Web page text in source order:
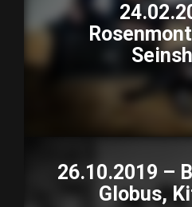
26.10.2019 –
Globus,